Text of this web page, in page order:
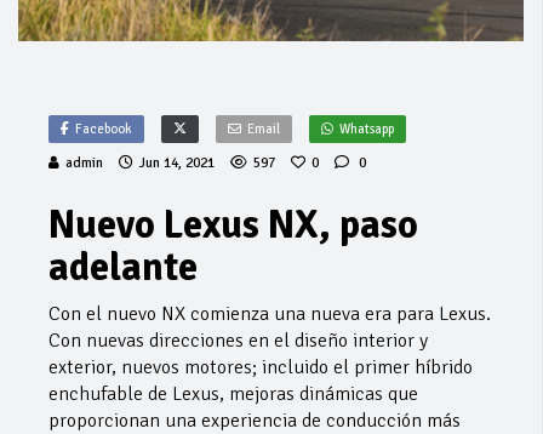
Facebook Email Whatsapp
admin Jun 14, 2021 597 0 0
Nuevo Lexus NX, paso
adelante
Con el nuevo NX comienza una nueva era para Lexus.
Con nuevas direcciones en el diseño interior y
exterior, nuevos motores; incluido el primer híbrido
enchufable de Lexus, mejoras dinámicas que
proporcionan una experiencia de conducción más